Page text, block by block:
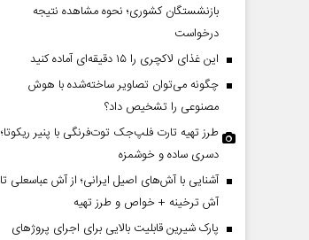
بازنشستگان کشوری؛ نحوه مشاهده نتیجه
درخواست
این غذای لاکچری را ۱۵ دقیقه‌ای آماده کنید
چگونه می‌توان تصاویر ساخته‌شده با هوش
مصنوعی را تشخیص داد؟
طرز تهیه تارت فلپ‌جک توت‌فرنگی با پنیر ریکوتا؛
دسری ساده و خوشمزه
آشنایی با آش‌های اصیل ایرانی؛ از آش عباسعلی تا
آش ترخینه + خواص و طرز تهیه
پارک شیرین قابلیت‌ بالایی برای اجرای پروژهای